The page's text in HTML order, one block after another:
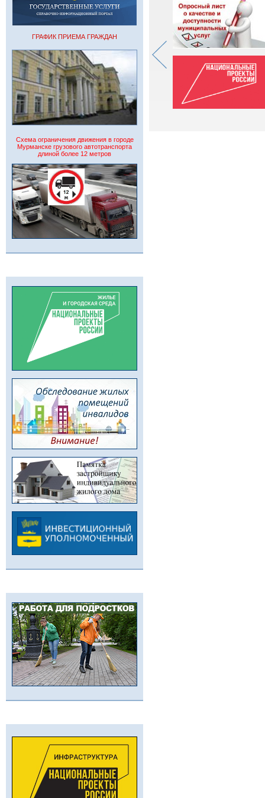
ГРАФИК ПРИЕМА ГРАЖДАН
Схема ограничения движения в городе
Мурманске грузового автотранспорта
длиной более 12 метров